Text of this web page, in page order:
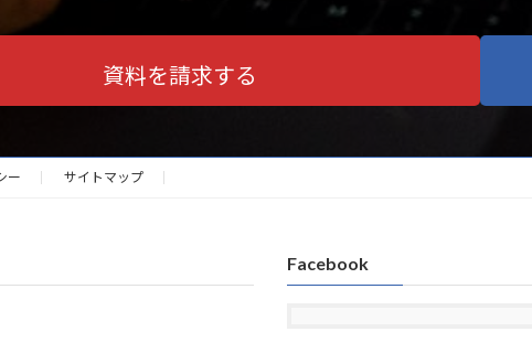
資料を請求する
ー サイトマップ
Facebook